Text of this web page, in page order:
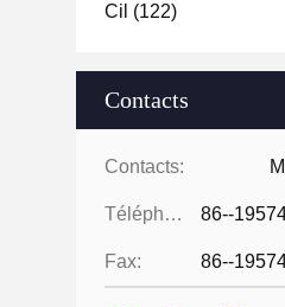
Cil (122)
Contacts
Contacts:
Téléphone: 86--
Fax: 86--